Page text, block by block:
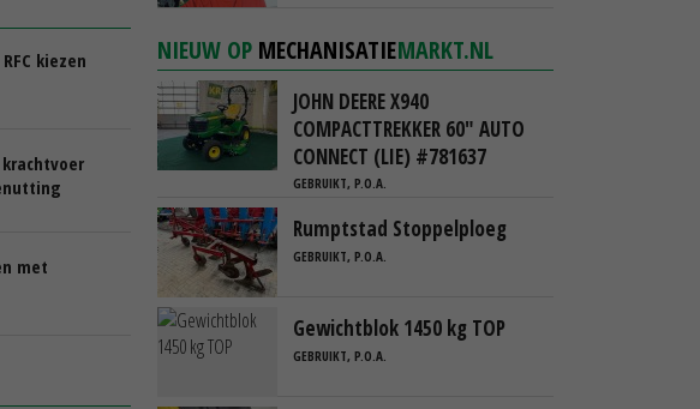
kiezen
met
NIEUW OP MECHANISATIEMARKT.NL
JOHN DEERE X940
COMPACTTREKKER 60" AUTO
CONNECT (LIE) #781637
GEBRUIKT, P.O.A.
Rumptstad Stoppelploeg
GEBRUIKT, P.O.A.
Gewichtblok 1450 kg TOP
GEBRUIKT, P.O.A.